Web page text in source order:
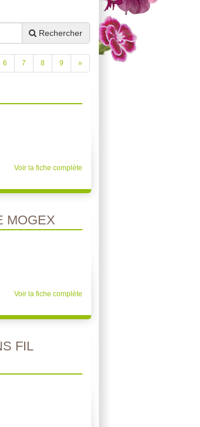
Rechercher
6 7 8 9 »
Voir la fiche complète
MOGEX
Voir la fiche complète
FIL